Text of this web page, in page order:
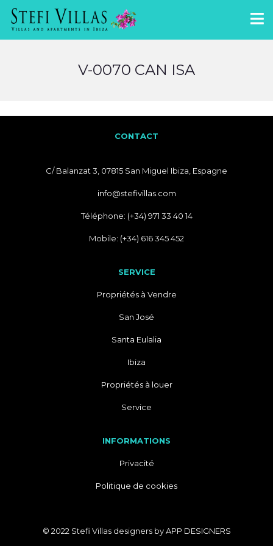
V-0070 CAN ISA
CONTACT
C/ Balanzat 3, 07815 San Miguel Ibiza, Espagne
info@stefivillas.com
Téléphone: (+34) 971 33 40 14
Mobile: (+34) 616 345 452
SERVICE
Propriétés à Vendre
San José
Santa Eulalia
Ibiza
Propriétés à louer
Service
INFORMATIONS
Privacité
Politique de cookies
© 2022 Stefi Villas designers byAPP DESIGNERS